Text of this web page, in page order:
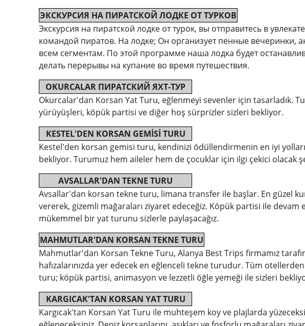
ЭКСКУРСИЯ НА ПИРАТСКОЙ ЛОДКЕ ОТ ТУРКОВ
Экскурсия на пиратской лодке от турок, вы отправитесь в
командой пиратов. На лодке; Он организует пенные вечеринки,
всем сегментам. По этой программе наша лодка будет
делать перерывы на купание во время путешествия.
OKURCALAR ПИРАТСКИЙ ЯХТ-ТУР
Okurcalar'dan Korsan Yat Turu, eğlenmeyi sevenler için tasarladık.
yürüyüşleri, köpük partisi ve diğer hoş sürprizler sizleri bekliyor.
KESTEL'DEN KORSAN GEMİSİ TURU
Kestel'den korsan gemisi turu, kendinizi ödüllendirmenin en iyi
bekliyor. Turumuz hem aileler hem de çocuklar için ilgi çekici olacak
AVSALLAR'DAN TEKNE TURU
Avsallar'dan korsan tekne turu, limana transfer ile başlar. En güzel
vererek, gizemli mağaraları ziyaret edeceğiz. Köpük partisi ile
mükemmel bir yat turunu sizlerle paylaşacağız.
MAHMUTLAR'DAN KORSAN TEKNE TURU
Mahmutlar'dan Korsan Tekne Turu, Alanya Best Trips firmamız
hafızalarınızda yer edecek en eğlenceli tekne turudur. Tüm
turu; köpük partisi, animasyon ve lezzetli öğle yemeği ile sizleri
KARGICAK'TAN KORSAN YAT TURU
Kargıcak'tan Korsan Yat Turu ile muhteşem koy ve plajlarda